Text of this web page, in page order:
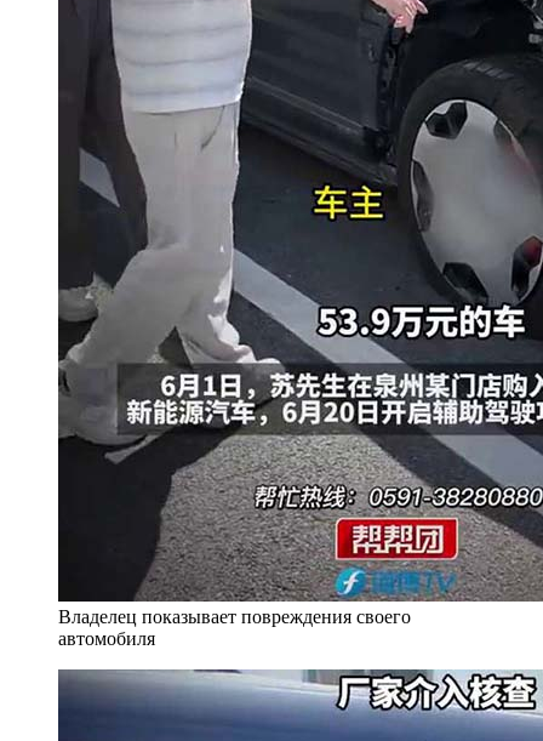
Владелец показывает повреждения своего
автомобиля